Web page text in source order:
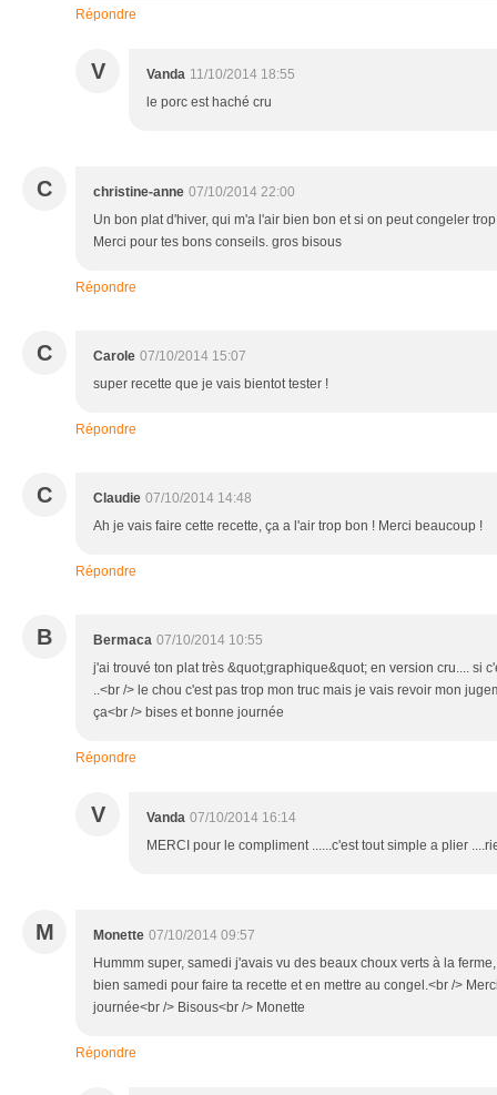
Répondre
V Vanda 11/10/2014 18:55
le porc est haché cru
C christine-anne 07/10/2014 22:00
Un bon plat d'hiver, qui m'a l'air bien bon et si on peut congeler
Merci pour tes bons conseils. gros bisous
Répondre
C Carole 07/10/2014 15:07
super recette que je vais bientot tester !
Répondre
C Claudie 07/10/2014 14:48
Ah je vais faire cette recette, ça a l'air trop bon ! Merci beaucoup !
Répondre
B Bermaca 07/10/2014 10:55
j'ai trouvé ton plat très &quot;graphique&quot; en version cru.... si
..<br /> le chou c'est pas trop mon truc mais je vais revoir mon
ça<br /> bises et bonne journée
Répondre
V Vanda 07/10/2014 16:14
MERCI pour le compliment ......c'est tout simple a plier
M Monette 07/10/2014 09:57
Hummm super, samedi j'avais vu des beaux choux verts à la
bien samedi pour faire ta recette et en mettre au congel.<br />
journée<br /> Bisous<br /> Monette
Répondre